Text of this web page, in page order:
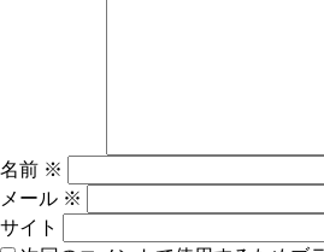
名前 ※
メール ※
サイト